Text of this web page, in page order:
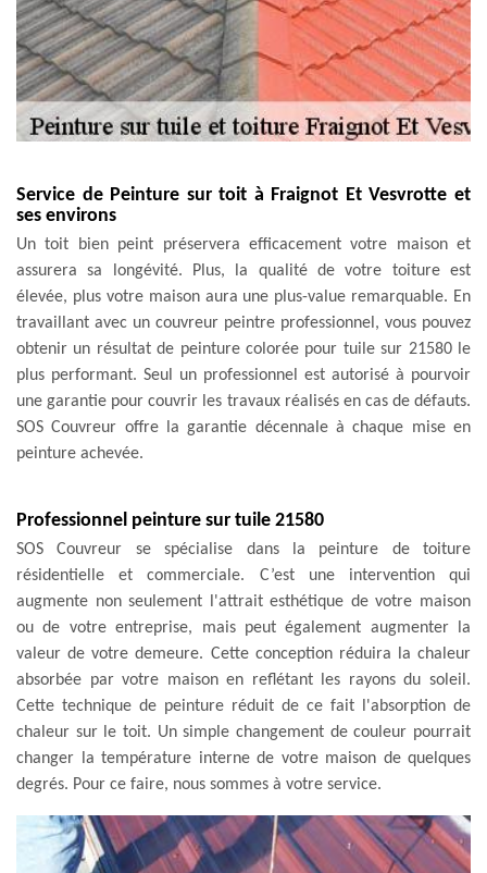
Service de Peinture sur toit à Fraignot Et Vesvrotte et
ses environs
Un toit bien peint préservera efficacement votre maison et
assurera sa longévité. Plus, la qualité de votre toiture est
élevée, plus votre maison aura une plus-value remarquable. En
travaillant avec un couvreur peintre professionnel, vous pouvez
obtenir un résultat de peinture colorée pour tuile sur 21580 le
plus performant. Seul un professionnel est autorisé à pourvoir
une garantie pour couvrir les travaux réalisés en cas de défauts.
SOS Couvreur offre la garantie décennale à chaque mise en
peinture achevée.
Professionnel peinture sur tuile 21580
SOS Couvreur se spécialise dans la peinture de toiture
résidentielle et commerciale. C’est une intervention qui
augmente non seulement l'attrait esthétique de votre maison
ou de votre entreprise, mais peut également augmenter la
valeur de votre demeure. Cette conception réduira la chaleur
absorbée par votre maison en reflétant les rayons du soleil.
Cette technique de peinture réduit de ce fait l'absorption de
chaleur sur le toit. Un simple changement de couleur pourrait
changer la température interne de votre maison de quelques
degrés. Pour ce faire, nous sommes à votre service.